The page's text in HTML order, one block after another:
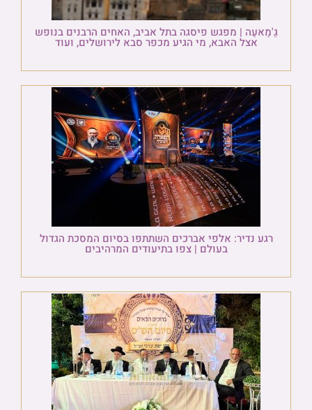
גַ'מַאעַה | מפגש פיסגה בתל אביב, האחים הרבנים בנופש
אצל האבא, מי הגיע מכפר סבא לירושלים, ועוד
רגע נדיר: אלפי אברכים השתתפו בסיום המסכת הגדול
בעולם | צפו בתיעודים המרהיבים